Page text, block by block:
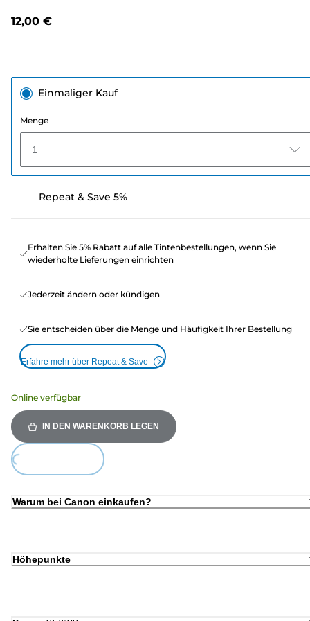
12,00 €
Einmaliger Kauf
Menge
1
Repeat & Save 5%
Erhalten Sie 5% Rabatt auf alle Tintenbestellungen, wenn Sie
wiederholte Lieferungen einrichten
Jederzeit ändern oder kündigen
Sie entscheiden über die Menge und Häufigkeit Ihrer Bestellung
Erfahre mehr über Repeat & Save
Online verfügbar
IN DEN WARENKORB LEGEN
Warum bei Canon einkaufen?
Höhepunkte